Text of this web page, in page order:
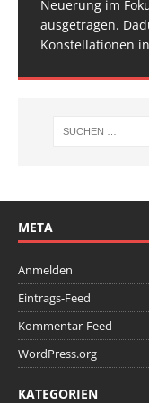
Neuerung im
ausgetragen.
Konstellationen in
(Baden-
Deutschen[…]
META
Anmelden
Eintrags-Feed
Kommentar-Feed
WordPress.org
KATEGORIEN